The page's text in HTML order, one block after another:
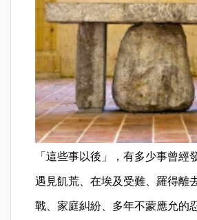
「這些事以後」，有多少事曾經
遇見飢荒、在埃及受難、羅得離
戰、家庭糾紛、多年不蒙應允的